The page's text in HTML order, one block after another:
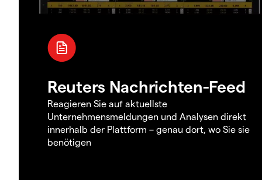
Reuters Nachrichten-Feed
Reagieren Sie auf aktuellste
Unternehmensmeldungen und Analysen direkt
innerhalb der Plattform – genau dort, wo Sie sie
benötigen